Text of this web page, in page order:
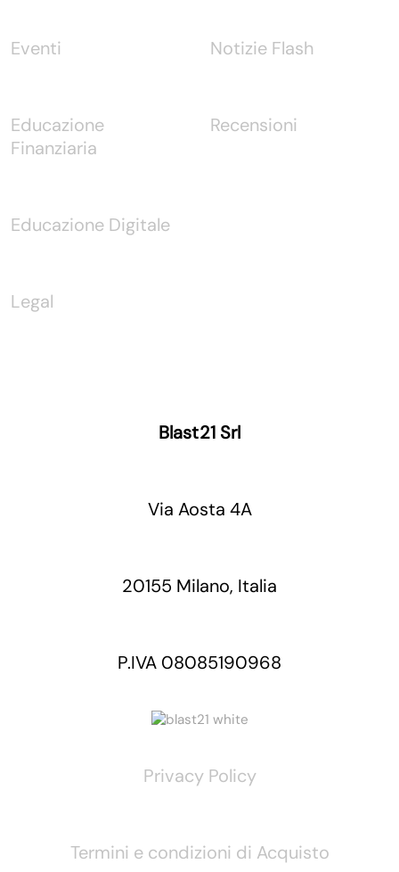
Eventi
Educazione
Finanziaria
Educazione Digitale
Legal
Notizie Flash
Recensioni
Blast21 Srl
Via Aosta 4A
20155 Milano, Italia
P.IVA 08085190968
Privacy Policy
Termini e condizioni di Acquisto